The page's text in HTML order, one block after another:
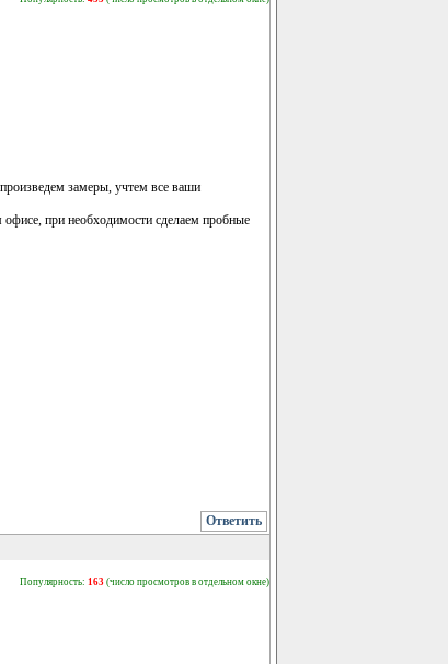
замеры, учтем все ваши
при необходимости сделаем пробные
Ответить
Популярность: 163 (число просмотров в отдельном окне)